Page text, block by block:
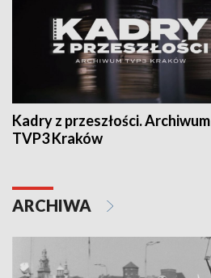
Kadry z przeszłości. Archiwum
TVP3 Kraków
ARCHIWA